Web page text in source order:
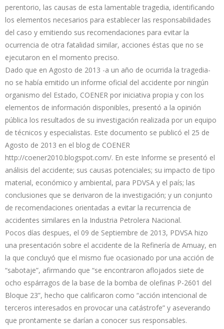
perentorio, las causas de esta lamentable tragedia, identificando
los elementos necesarios para establecer las responsabilidades
del caso y emitiendo sus recomendaciones para evitar la
ocurrencia de otra fatalidad similar, acciones éstas que no se
ejecutaron en el momento preciso.
Dado que en Agosto de 2013 -a un año de ocurrida la tragedia-
no se había emitido un informe oficial del accidente por ningún
organismo del Estado, COENER por iniciativa propia y con los
elementos de información disponibles, presentó a la opinión
pública los resultados de su investigación realizada por un equipo
de técnicos y especialistas. Este documento se publicó el 25 de
Agosto de 2013 en el blog de COENER
http://coener2010.blogspot.com/. En este Informe se presentó el
análisis del accidente; sus causas potenciales; su impacto de tipo
material, económico y ambiental, para PDVSA y el país; las
conclusiones que se derivaron de la investigación; y un conjunto
de recomendaciones orientadas a evitar la recurrencia de
accidentes similares en la Industria Petrolera Nacional.
Pocos días despues, el 09 de Septiembre de 2013, PDVSA hizo
una presentación sobre el accidente de la Refinería de Amuay, en
la que concluyó que el mismo fue ocasionado por una acción de
“sabotaje”, afirmando que “se encontraron aflojados siete de
ocho espárragos de la base de la bomba de olefinas P-2601 del
Bloque 23”, hecho que calificaron como “acción intencional de
terceros interesados en provocar una catástrofe” y aseverando
que prontamente se darían a conocer sus responsables.